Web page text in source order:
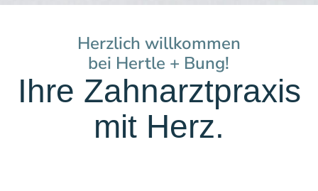
Herzlich willkommen
bei Hertle + Bung!
Ihre Zahnarztpraxis
mit Herz.